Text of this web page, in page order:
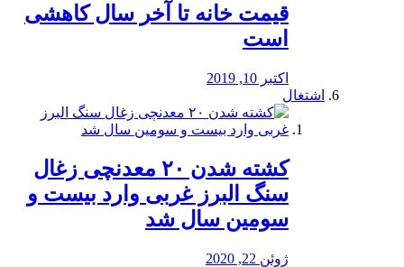
قیمت خانه تا آخر سال کاهشی
است
اکتبر 10, 2019
اشتغال
کشته شدن ۲۰ معدنچی زغال
سنگ البرز غربی وارد بیست و
سومین سال شد
ژوئن 22, 2020